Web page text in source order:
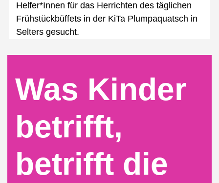
Helfer*Innen für das Herrichten des täglichen
Frühstückbüffets in der KiTa Plumpaquatsch in
Selters gesucht.
Was Kinder
betrifft,
betrifft die